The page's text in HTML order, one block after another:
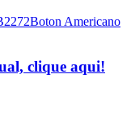
Boton Americano
clique aqui!